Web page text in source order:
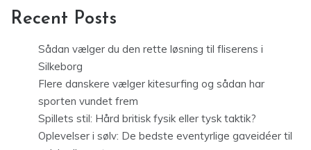
Recent Posts
Sådan vælger du den rette løsning til fliserens i
Silkeborg
Flere danskere vælger kitesurfing og sådan har
sporten vundet frem
Spillets stil: Hård britisk fysik eller tysk taktik?
Oplevelser i sølv: De bedste eventyrlige gaveidéer til